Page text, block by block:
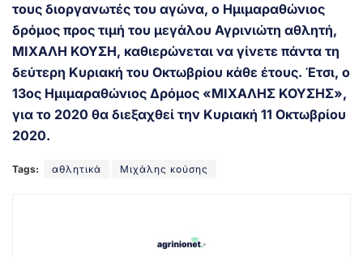
τους διοργανωτές του αγώνα, ο Ημιμαραθώνιος
δρόμος προς τιμή του μεγάλου Αγρινιώτη αθλητή,
ΜΙΧΑΛΗ ΚΟΥΣΗ, καθιερώνεται να γίνετε πάντα τη
δεύτερη Κυριακή του Οκτωβρίου κάθε έτους. Έτσι, ο
13ος Ημιμαραθώνιος Δρόμος «ΜΙΧΑΛΗΣ ΚΟΥΣΗΣ»,
για το 2020 θα διεξαχθεί την Κυριακή 11 Οκτωβρίου
2020.
Tags: αθλητικά Μιχάλης κούσης